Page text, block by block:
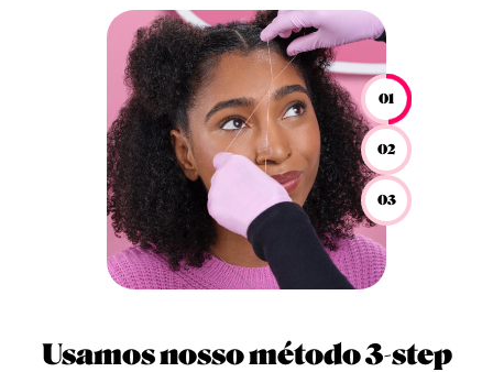
Usamos nosso método 3-step
01
02
03